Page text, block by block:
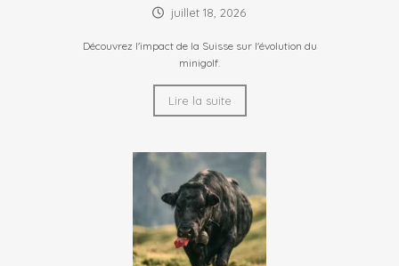
juillet 18, 2026
Découvrez l'impact de la Suisse sur l'évolution du
minigolf.
Lire la suite